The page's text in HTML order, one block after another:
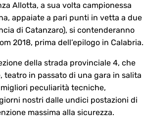
Allotta, a sua volta campionessa
appaiate a pari punti in vetta a due
di Catanzaro), si contenderanno
2018, prima dell’epilogo in Calabria.
della strada provinciale 4, che
in passato di una gara in salita
peculiarità tecniche,
nostri dalle undici postazioni di
massima alla sicurezza.